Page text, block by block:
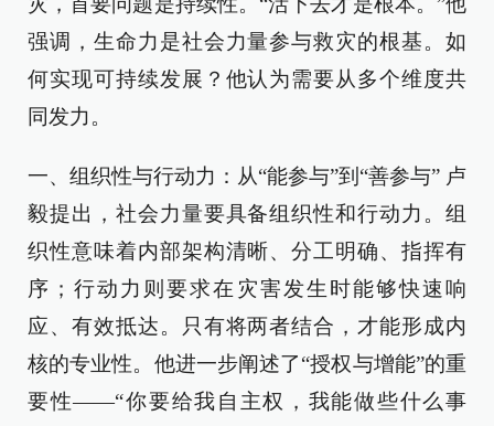
强调，生命力是社会力量参与救灾的根基。如
何实现可持续发展？他认为需要从多个维度共
同发力。
一、组织性与行动力：从“能参与”到“善参与” 卢
毅提出，社会力量要具备组织性和行动力。组
织性意味着内部架构清晰、分工明确、指挥有
序；行动力则要求在灾害发生时能够快速响
应、有效抵达。只有将两者结合，才能形成内
核的专业性。他进一步阐述了“授权与增能”的重
要性——“你要给我自主权，我能做些什么事